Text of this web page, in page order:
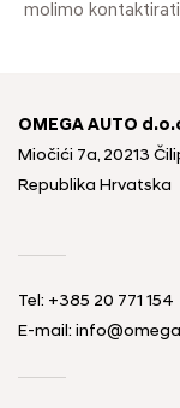
molimo
OMEGA AUTO
Miočići 7a, 20213
Republika Hrvatska
Tel: +385 20 771 154
E-mail: